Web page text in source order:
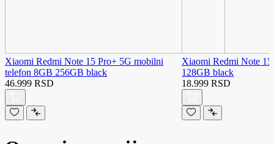
Xiaomi Redmi Note 15 Pro+ 5G mobilni
telefon 8GB 256GB black
46.999 RSD
Xiaomi Redmi Note
128GB black
18.999 RSD